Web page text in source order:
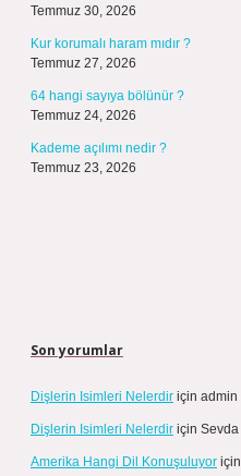
Temmuz 30, 2026
Kur korumalı haram mıdır ?
Temmuz 27, 2026
64 hangi sayıya bölünür ?
Temmuz 24, 2026
Kademe açılımı nedir ?
Temmuz 23, 2026
Son yorumlar
Dişlerin Isimleri Nelerdir için admin
Dişlerin Isimleri Nelerdir için Sevda
Amerika Hangi Dil Konuşuluyor için